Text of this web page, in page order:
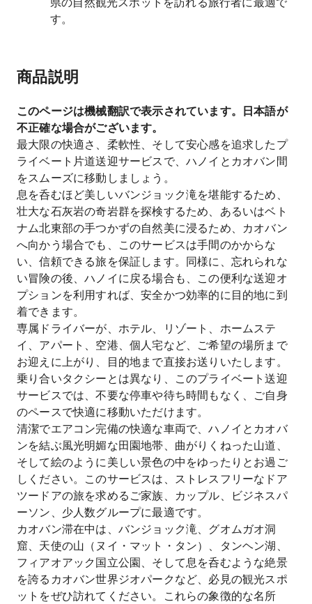
す。
商品説明
このページは機械翻訳で表示されています。日本語が
不正確な場合がございます。
最大限の快適さ、柔軟性、そして安心感を追求したプ
ライベート片道送迎サービスで、ハノイとカオバン間
をスムーズに移動しましょう。
息を呑むほど美しいバンジョック滝を堪能するため、
壮大な石灰岩の奇岩群を探検するため、あるいはベト
ナム北東部の手つかずの自然美に浸るため、カオバン
へ向かう場合でも、このサービスは手間のかからな
い、信頼できる旅を保証します。同様に、忘れられな
い冒険の後、ハノイに戻る場合も、この便利な送迎オ
プションを利用すれば、安全かつ効率的に目的地に到
着できます。
専属ドライバーが、ホテル、リゾート、ホームステ
イ、アパート、空港、個人宅など、ご希望の場所まで
お迎えに上がり、目的地まで直接お送りいたします。
乗り合いタクシーとは異なり、このプライベート送迎
サービスでは、不要な停車や待ち時間もなく、ご自身
のペースで快適に移動いただけます。
清潔でエアコン完備の快適な車両で、ハノイとカオバ
ンを結ぶ風光明媚な田園地帯、曲がりくねった山道、
そして絵のように美しい景色の中をゆったりとお過ご
しください。このサービスは、ストレスフリーなドア
ツードアの旅を求めるご家族、カップル、ビジネスパ
ーソン、少人数グループに最適です。
カオバン滞在中は、バンジョック滝、グオムガオ洞
窟、天使の山（ヌイ・マット・タン）、タンヘン湖、
フィアオアック国立公園、そして息を呑むような絶景
を誇るカオバン世界ジオパークなど、必見の観光スポ
ットをぜひ訪れてください。これらの象徴的な名所